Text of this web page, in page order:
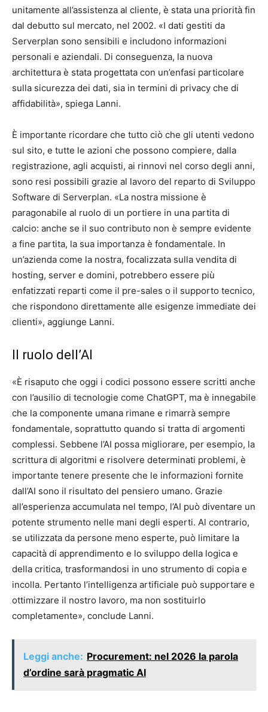
unitamente all’assistenza al cliente, è stata una priorità fin
dal debutto sul mercato, nel 2002. «I dati gestiti da
Serverplan sono sensibili e includono informazioni
personali e aziendali. Di conseguenza, la nuova
architettura è stata progettata con un’enfasi particolare
sulla sicurezza dei dati, sia in termini di privacy che di
affidabilità», spiega Lanni.
È importante ricordare che tutto ciò che gli utenti vedono
sul sito, e tutte le azioni che possono compiere, dalla
registrazione, agli acquisti, ai rinnovi nel corso degli anni,
sono resi possibili grazie al lavoro del reparto di Sviluppo
Software di Serverplan. «La nostra missione è
paragonabile al ruolo di un portiere in una partita di
calcio: anche se il suo contributo non è sempre evidente
a fine partita, la sua importanza è fondamentale. In
un’azienda come la nostra, focalizzata sulla vendita di
hosting, server e domini, potrebbero essere più
enfatizzati reparti come il pre-sales o il supporto tecnico,
che rispondono direttamente alle esigenze immediate dei
clienti», aggiunge Lanni.
Il ruolo dell’AI
«È risaputo che oggi i codici possono essere scritti anche
con l’ausilio di tecnologie come ChatGPT, ma è innegabile
che la componente umana rimane e rimarrà sempre
fondamentale, soprattutto quando si tratta di argomenti
complessi. Sebbene l’AI possa migliorare, per esempio, la
scrittura di algoritmi e risolvere determinati problemi, è
importante tenere presente che le informazioni fornite
dall’AI sono il risultato del pensiero umano. Grazie
all’esperienza accumulata nel tempo, l’AI può diventare un
potente strumento nelle mani degli esperti. Al contrario,
se utilizzata da persone meno esperte, può limitare la
capacità di apprendimento e lo sviluppo della logica e
della critica, trasformandosi in uno strumento di copia e
incolla. Pertanto l’intelligenza artificiale può supportare e
ottimizzare il nostro lavoro, ma non sostituirlo
completamente», conclude Lanni.
Leggi anche: Procurement: nel 2026 la parola
d’ordine sarà pragmatic AI